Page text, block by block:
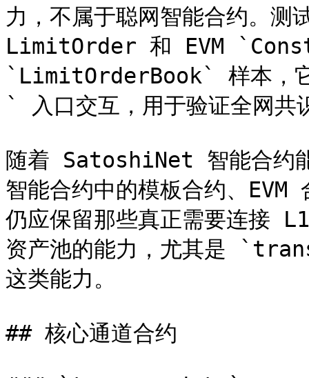
力，不属于聪网智能合约。测
LimitOrder 和 EVM
`LimitOrderBook` 样本，
` 入口交互，用于验证全网共
随着 SatoshiNet 智能合约
智能合约中的模板合约、
仍应保留那些真正需要连接
资产池的能力，尤其是
这类能力。
## 核心通道合约